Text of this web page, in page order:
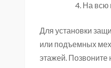
На всю
Для установки
или подъемных
этажей.